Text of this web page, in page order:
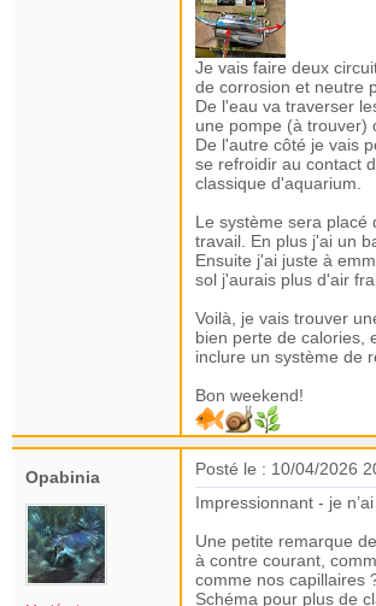
Je vais faire deux
de corrosion et neutre
De l'eau va traverser
une pompe (à trouver)
De l'autre côté je vais
se refroidir au contact
classique d'aquarium.
Le système sera placé
travail. En plus j'ai un
Ensuite j'ai juste à
sol j'aurais plus d'air
Voilà, je vais trouver
bien perte de calories,
inclure un système de
Bon weekend!
Opabinia
Posté le : 10/04/2026
Impressionnant - je
Une petite remarque
à contre courant,
comme nos capillaires
Schéma pour plus de